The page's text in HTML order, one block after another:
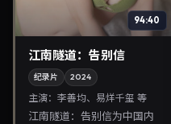
94:40
江南隧道：告别信
纪录片 2024
主演： 李善均、易烊千玺 等
江南隧道：告别信为中国内